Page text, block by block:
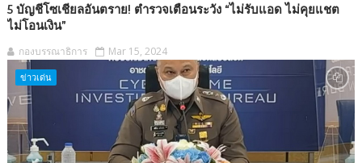
5 บัญชีโซเชียลอันตราย! ตำรวจเตือนระวัง “ไม่รับแอด ไม่คุยแชต
ไม่โอนเงิน”
กองบรรณาธิการ Mar 15, 2024
ข่าวเด่น